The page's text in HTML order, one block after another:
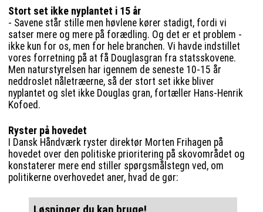
Stort set ikke nyplantet i 15 år
- Savene står stille men høvlene kører stadigt, fordi vi
satser mere og mere på forædling. Og det er et problem -
ikke kun for os, men for hele branchen. Vi havde indstillet
vores forretning på at få Douglasgran fra statsskovene.
Men naturstyrelsen har igennem de seneste 10-15 år
neddroslet nåletræerne, så der stort set ikke bliver
nyplantet og slet ikke Douglas gran, fortæller Hans-Henrik
Kofoed.
Ryster på hovedet
I Dansk Håndværk ryster direktør Morten Frihagen på
hovedet over den politiske prioritering på skovområdet og
konstaterer mere end stiller spørgsmålstegn ved, om
politikerne overhovedet aner, hvad de gør:
Løsninger du kan bruge!